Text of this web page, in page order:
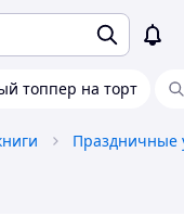
топпер на торт
Праздничные